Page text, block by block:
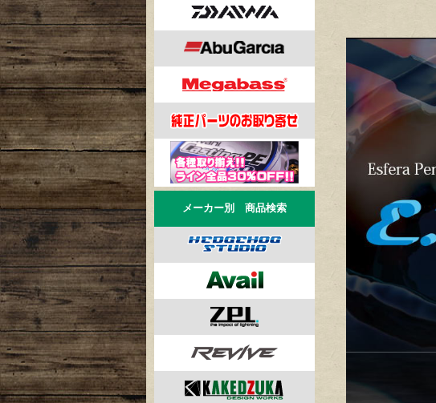
メーカー別 商品検索